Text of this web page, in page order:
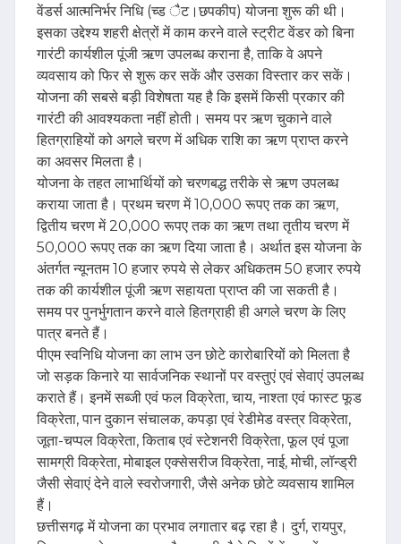
वेंडर्स आत्मनिर्भर निधि (च्ड ैट।छपकीप) योजना शुरू की थी।
इसका उद्देश्य शहरी क्षेत्रों में काम करने वाले स्ट्रीट वेंडर को बिना
गारंटी कार्यशील पूंजी ऋण उपलब्ध कराना है, ताकि वे अपने
व्यवसाय को फिर से शुरू कर सकें और उसका विस्तार कर सकें।
योजना की सबसे बड़ी विशेषता यह है कि इसमें किसी प्रकार की
गारंटी की आवश्यकता नहीं होती। समय पर ऋण चुकाने वाले
हितग्राहियों को अगले चरण में अधिक राशि का ऋण प्राप्त करने
का अवसर मिलता है।
योजना के तहत लाभार्थियों को चरणबद्ध तरीके से ऋण उपलब्ध
कराया जाता है। प्रथम चरण में 10,000 रूपए तक का ऋण,
द्वितीय चरण में 20,000 रूपए तक का ऋण तथा तृतीय चरण में
50,000 रूपए तक का ऋण दिया जाता है। अर्थात इस योजना के
अंतर्गत न्यूनतम 10 हजार रुपये से लेकर अधिकतम 50 हजार रुपये
तक की कार्यशील पूंजी ऋण सहायता प्राप्त की जा सकती है।
समय पर पुनर्भुगतान करने वाले हितग्राही ही अगले चरण के लिए
पात्र बनते हैं।
पीएम स्वनिधि योजना का लाभ उन छोटे कारोबारियों को मिलता है
जो सड़क किनारे या सार्वजनिक स्थानों पर वस्तुएं एवं सेवाएं उपलब्ध
कराते हैं। इनमें सब्जी एवं फल विक्रेता, चाय, नाश्ता एवं फास्ट फूड
विक्रेता, पान दुकान संचालक, कपड़ा एवं रेडीमेड वस्त्र विक्रेता,
जूता-चप्पल विक्रेता, किताब एवं स्टेशनरी विक्रेता, फूल एवं पूजा
सामग्री विक्रेता, मोबाइल एक्सेसरीज विक्रेता, नाई, मोची, लॉन्ड्री
जैसी सेवाएं देने वाले स्वरोजगारी, जैसे अनेक छोटे व्यवसाय शामिल
हैं।
छत्तीसगढ़ में योजना का प्रभाव लगातार बढ़ रहा है। दुर्ग, रायपुर,